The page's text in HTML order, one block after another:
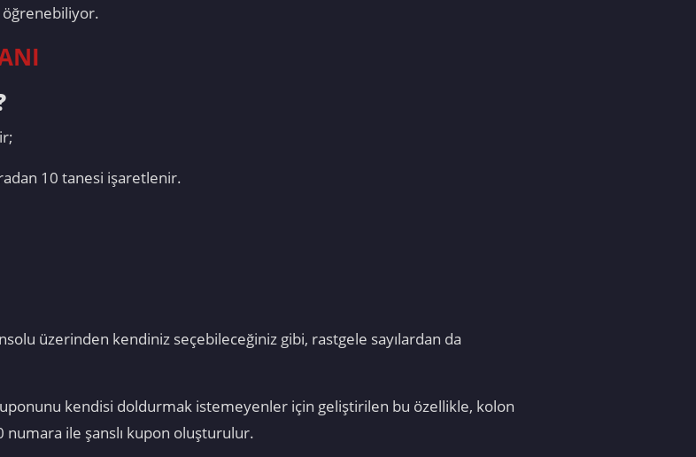
öğrenebiliyor.
10 tanesi işaretlenir.
üzerinden kendiniz seçebileceğiniz gibi, rastgele sayılardan da
kendisi doldurmak istemeyenler için geliştirilen bu özellikle, kolon
numara ile şanslı kupon oluşturulur.